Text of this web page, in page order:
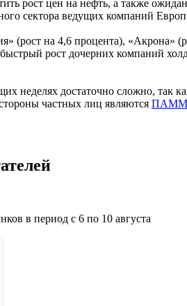
рост цен на нефть, а также
сектора ведущих компаний
(рост на 4,6 процента),
рост дочерних компаний
неделях достаточно сложно, так
частных лиц являются ПАММ-
в период с 6 по 10 августа